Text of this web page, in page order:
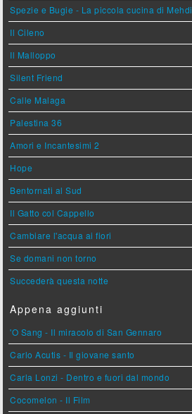
Spezie e Bugie - La piccola cucina di Mehdi
Il Cileno
Il Malloppo
Silent Friend
Calle Malaga
Palestina 36
Amori e Incantesimi 2
Hope
Bentornati al Sud
Il Gatto col Cappello
Cambiare l'acqua ai fiori
Se domani non torno
Succederà questa notte
Appena aggiunti
'O Sang - Il miracolo di San Gennaro
Carlo Acutis - Il giovane santo
Carla Lonzi - Dentro e fuori dal mondo
Cocomelon - Il Film